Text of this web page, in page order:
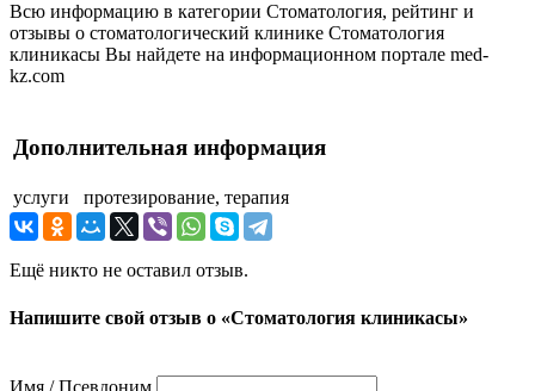
Всю информацию в категории Стоматология, рейтинг и
отзывы о стоматологический клинике Стоматология
клиникасы Вы найдете на информационном портале med-
kz.com
Дополнительная информация
услуги протезирование, терапия
Ещё никто не оставил отзыв.
Напишите свой отзыв о «Стоматология клиникасы»
Имя / Псевдоним